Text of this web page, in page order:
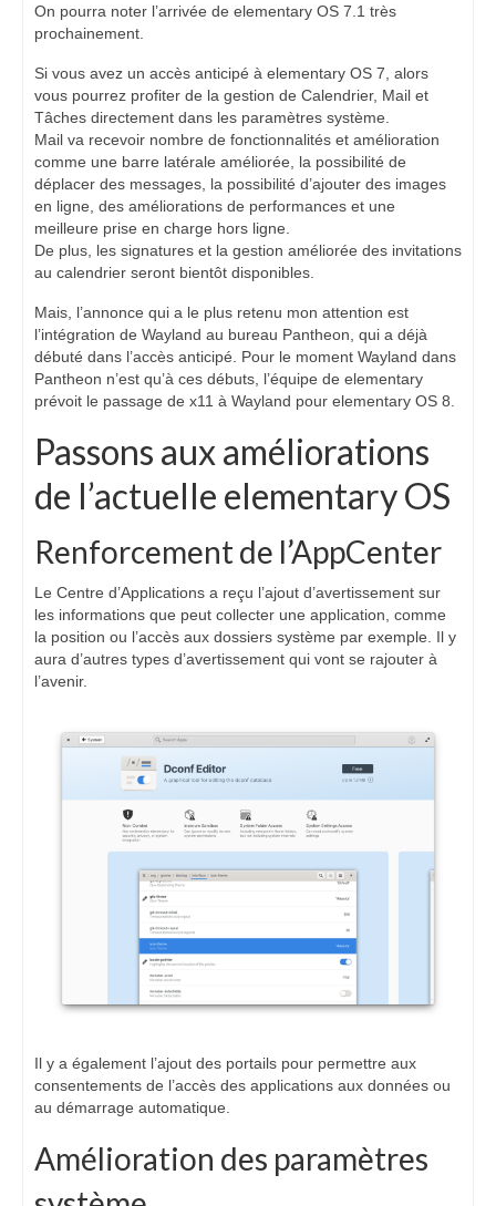
On pourra noter l’arrivée de elementary OS 7.1 très
prochainement.
Si vous avez un accès anticipé à elementary OS 7, alors
vous pourrez profiter de la gestion de Calendrier, Mail et
Tâches directement dans les paramètres système.
Mail va recevoir nombre de fonctionnalités et amélioration
comme une barre latérale améliorée, la possibilité de
déplacer des messages, la possibilité d’ajouter des images
en ligne, des améliorations de performances et une
meilleure prise en charge hors ligne.
De plus, les signatures et la gestion améliorée des invitations
au calendrier seront bientôt disponibles.
Mais, l’annonce qui a le plus retenu mon attention est
l’intégration de Wayland au bureau Pantheon, qui a déjà
débuté dans l’accès anticipé. Pour le moment Wayland dans
Pantheon n’est qu’à ces débuts, l’équipe de elementary
prévoit le passage de x11 à Wayland pour elementary OS 8.
Passons aux améliorations
de l’actuelle elementary OS
Renforcement de l’AppCenter
Le Centre d’Applications a reçu l’ajout d’avertissement sur
les informations que peut collecter une application, comme
la position ou l’accès aux dossiers système par exemple. Il y
aura d’autres types d’avertissement qui vont se rajouter à
l’avenir.
Il y a également l’ajout des portails pour permettre aux
consentements de l’accès des applications aux données ou
au démarrage automatique.
Amélioration des paramètres